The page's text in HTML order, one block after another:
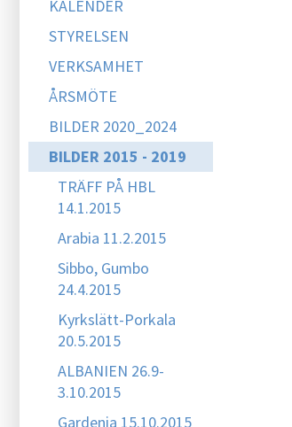
KALENDER
STYRELSEN
VERKSAMHET
ÅRSMÖTE
BILDER 2020_2024
BILDER 2015 - 2019
TRÄFF PÅ HBL
14.1.2015
Arabia 11.2.2015
Sibbo, Gumbo
24.4.2015
Kyrkslätt-Porkala
20.5.2015
ALBANIEN 26.9-
3.10.2015
Gardenia 15.10.2015